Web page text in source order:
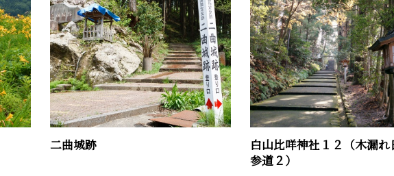
二曲城跡
白山比咩神社１２（木漏れ
参道２）